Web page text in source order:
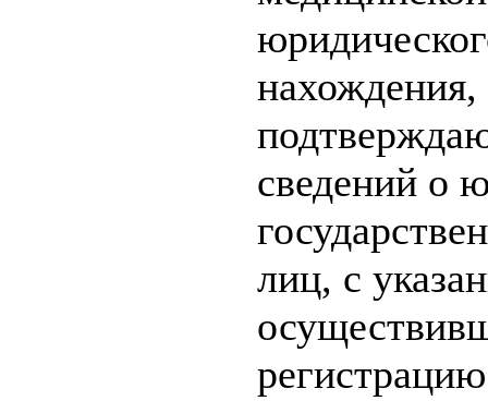
сведений о
лиц, с